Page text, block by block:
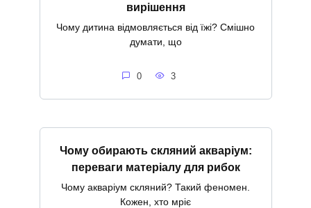
вирішення
Чому дитина відмовляється від їжі? Смішно
думати, що
0 3
Чому обирають скляний акваріум:
переваги матеріалу для рибок
Чому акваріум скляний? Такий феномен.
Кожен, хто мріє